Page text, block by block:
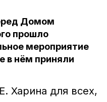
Домом
прошло
мероприятие
в нём приняли
Харина для всех,